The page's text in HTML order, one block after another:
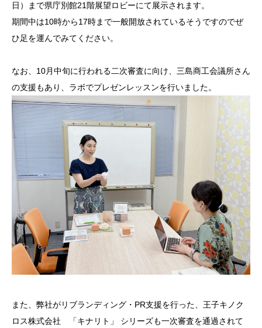
日）まで県庁別館21階展望ロビーにて展示されます。
期間中は10時から17時まで一般開放されているそうですのでぜ
ひ足を運んでみてください。
なお、10月中旬に行われる二次審査に向け、三島商工会議所さん
の支援もあり、ラボでプレゼンレッスンを行いました。
また、弊社がリブランディング・PR支援を行った、王子キノク
ロス株式会社 「キナリト」 シリーズも一次審査を通過されて